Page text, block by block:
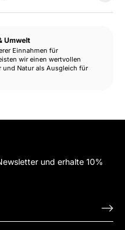
Umwelt
Einnahmen für
wir einen wertvollen
und Natur als Ausgleich für
und erhalte 10%